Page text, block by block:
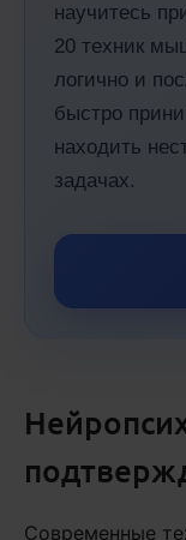
научитесь
20 техник
логично и
быстро
находить
задачах.
Современные